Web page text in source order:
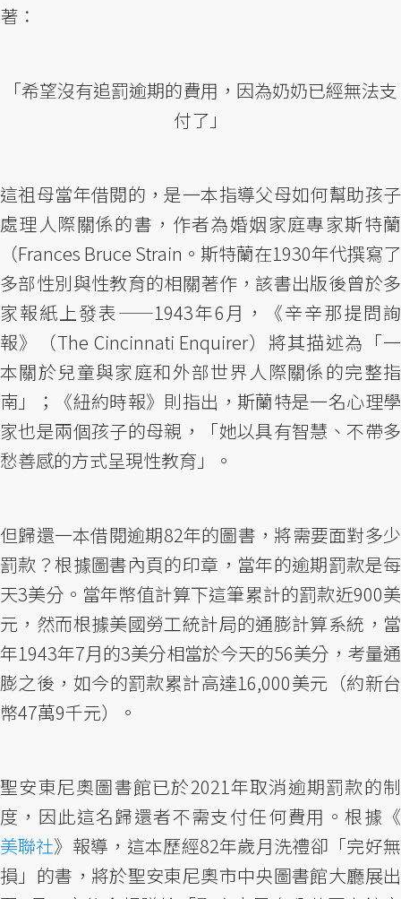
著：
「希望沒有追罰逾期的費用，因為奶奶已經無法支
付了」
這祖母當年借閱的，是一本指導父母如何幫助孩子
處理人際關係的書，作者為婚姻家庭專家斯特蘭
（Frances Bruce Strain。斯特蘭在1930年代撰寫了
多部性別與性教育的相關著作，該書出版後曾於多
家報紙上發表——1943年6月，《辛辛那提問詢
報》（The Cincinnati Enquirer）將其描述為「一
本關於兒童與家庭和外部世界人際關係的完整指
南」；《紐約時報》則指出，斯蘭特是一名心理學
家也是兩個孩子的母親，「她以具有智慧、不帶多
愁善感的方式呈現性教育」。
但歸還一本借閱逾期82年的圖書，將需要面對多少
罰款？根據圖書內頁的印章，當年的逾期罰款是每
天3美分。當年幣值計算下這筆累計的罰款近900美
元，然而根據美國勞工統計局的通膨計算系統，當
年1943年7月的3美分相當於今天的56美分，考量通
膨之後，如今的罰款累計高達16,000美元（約新台
幣47萬9千元）。
聖安東尼奧圖書館已於2021年取消逾期罰款的制
度，因此這名歸還者不需支付任何費用。根據《
美聯社》報導，這本歷經82年歲月洗禮卻「完好無
損」的書，將於聖安東尼奧市中央圖書館大廳展出